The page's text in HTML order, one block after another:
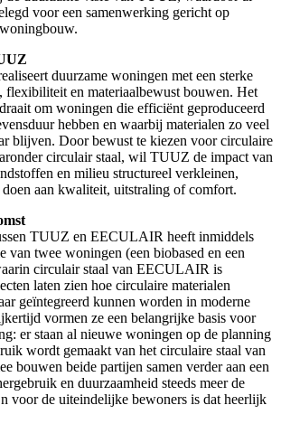
voor een samenwerking gericht op
duurzame woningen met een sterke
flexibiliteit en materiaalbewust bouwen. Het
om woningen die efficiënt geproduceerd
hebben en waarbij materialen zo veel
blijven. Door bewust te kiezen voor circulaire
circulair staal, wil TUUZ de impact van
en milieu structureel verkleinen,
doen aan kwaliteit, uitstraling of comfort.
TUUZ en EECULAIR heeft inmiddels
van twee woningen (een biobased en een
circulair staal van EECULAIR is
laten zien hoe circulaire materialen
geïntegreerd kunnen worden in moderne
vormen ze een belangrijke basis voor
er staan al nieuwe woningen op de planning
wordt gemaakt van het circulaire staal van
bouwen beide partijen samen verder aan een
en duurzaamheid steeds meer de
voor de uiteindelijke bewoners is dat heerlijk